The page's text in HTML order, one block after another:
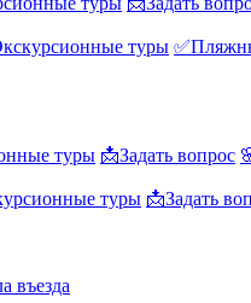
туры
туры 📩Задать вопрос
туры 📩Задать
въезда